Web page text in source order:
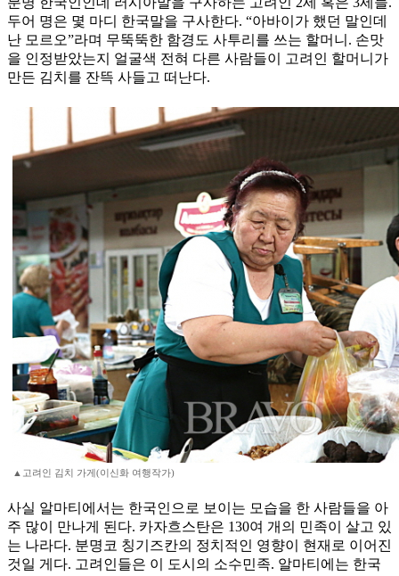
두어 명은 몇 마디 한국말을 구사한다. “아바이가 했던 말인데
난 모르오”라며 무뚝뚝한 함경도 사투리를 쓰는 할머니. 손맛
을 인정받았는지 얼굴색 전혀 다른 사람들이 고려인 할머니가
만든 김치를 잔뜩 사들고 떠난다.
▲고려인 김치 가게(이신화 여행작가)
사실 알마티에서는 한국인으로 보이는 모습을 한 사람들을 아
주 많이 만나게 된다. 카자흐스탄은 130여 개의 민족이 살고 있
는 나라다. 분명코 칭기즈칸의 정치적인 영향이 현재로 이어진
것일 게다. 고려인들은 이 도시의 소수민족. 알마티에는 한국